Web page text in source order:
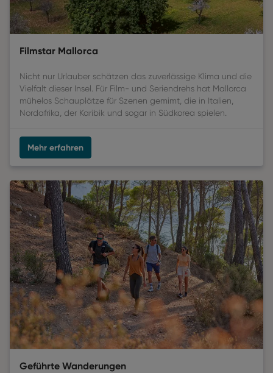
Filmstar Mallorca
Nicht nur Urlauber schätzen das zuverlässige Klima und die
Vielfalt dieser Insel. Für Film- und Seriendrehs hat Mallorca
mühelos Schauplätze für Szenen gemimt, die in Italien,
Nordafrika, der Karibik und sogar in Südkorea spielen.
Mehr erfahren
Geführte Wanderungen